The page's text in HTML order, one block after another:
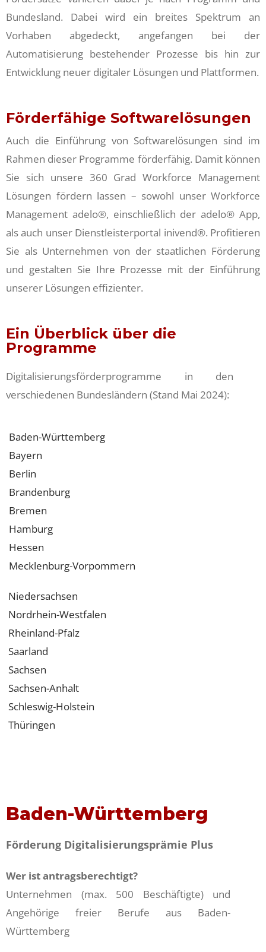
Bundesland. Dabei wird ein breites Spektrum an
Vorhaben abgedeckt, angefangen bei der
Automatisierung bestehender Prozesse bis hin zur
Entwicklung neuer digitaler Lösungen und Plattformen.
Förderfähige Softwarelösungen
Auch die Einführung von Softwarelösungen sind im
Rahmen dieser Programme förderfähig. Damit können
Sie sich unsere 360 Grad Workforce Management
Lösungen fördern lassen – sowohl unser Workforce
Management adelo®, einschließlich der adelo® App,
als auch unser Dienstleisterportal inivend®. Profitieren
Sie als Unternehmen von der staatlichen Förderung
und gestalten Sie Ihre Prozesse mit der Einführung
unserer Lösungen effizienter.
Ein Überblick über die
Programme
Digitalisierungsförderprogramme in den
verschiedenen Bundesländern (Stand Mai 2024):
Baden-Württemberg
Bayern
Berlin
Brandenburg
Bremen
Hamburg
Hessen
Mecklenburg-Vorpommern
Niedersachsen
Nordrhein-Westfalen
Rheinland-Pfalz
Saarland
Sachsen
Sachsen-Anhalt
Schleswig-Holstein
Thüringen
Baden-Württemberg
Förderung Digitalisierungsprämie Plus
Wer ist antragsberechtigt?
Unternehmen (max. 500 Beschäftigte) und
Angehörige freier Berufe aus Baden-
Württemberg